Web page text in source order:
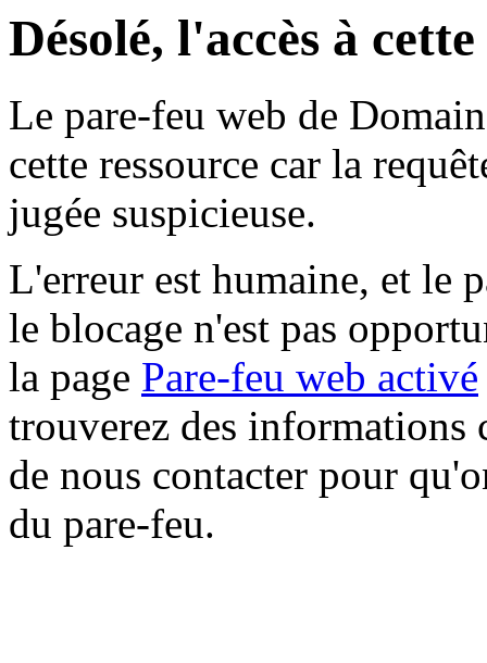
Désolé, l'accès à
Le pare-feu web de
cette ressource car la
jugée suspicieuse.
L'erreur est humaine, et le
le blocage n'est pas
la page Pare-feu web activé
trouverez des informations
de nous contacter pour
du pare-feu.